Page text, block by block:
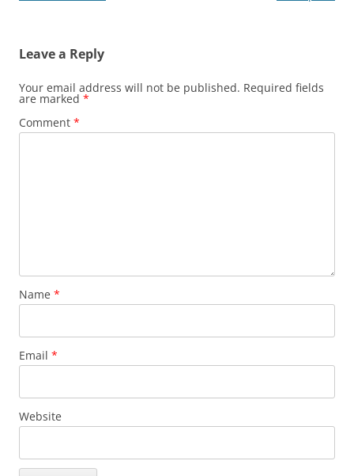
Leave a Reply
Your email address will not be published. Required fields
are marked *
Comment *
Name *
Email *
Website